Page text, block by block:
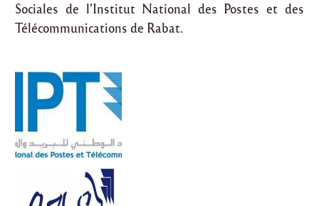
Sociales de l’Institut National des Postes et des
Télécommunications de Rabat.